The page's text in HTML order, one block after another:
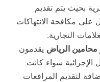
بحيث يتم تقديم
على مكافحة الانتهاكات
التجارية.
محامين الرياض يقدمون
الإجرائية سواء كانت
لتقديم المرافعات